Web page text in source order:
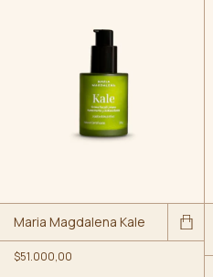
Maria Magdalena Kale
$51.000,00